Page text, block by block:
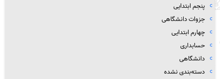
پنجم ابتدایی
جزوات دانشگاهی
چهارم ابتدایی
حسابداری
دانشگاهی
دسته‌بندی نشده